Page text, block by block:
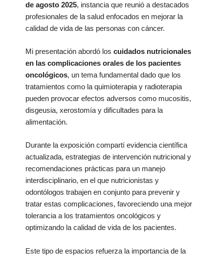
de agosto 2025, instancia que reunió a destacados
profesionales de la salud enfocados en mejorar la
calidad de vida de las personas con cáncer.
Mi presentación abordó loscuidados nutricionales
en las complicaciones orales de los pacientes
oncológicos, un tema fundamental dado que los
tratamientos como la quimioterapia y radioterapia
pueden provocar efectos adversos como mucositis,
disgeusia, xerostomía y dificultades para la
alimentación.
Durante la exposición compartí evidencia científica
actualizada, estrategias de intervención nutricional y
recomendaciones prácticas para un manejo
interdisciplinario, en el que nutricionistas y
odontólogos trabajen en conjunto para prevenir y
tratar estas complicaciones, favoreciendo una mejor
tolerancia a los tratamientos oncológicos y
optimizando la calidad de vida de los pacientes.
Este tipo de espacios refuerza la importancia de la